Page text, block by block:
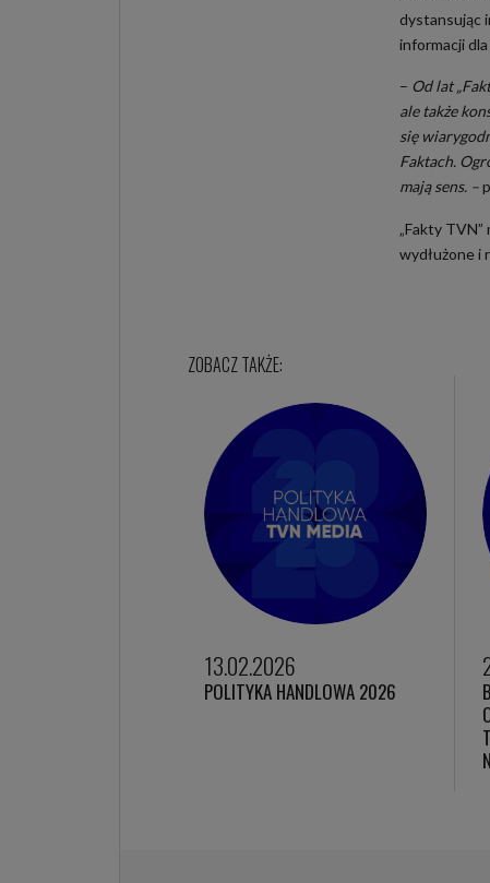
dystansując
informacji
– Od lat
ale także
się
Faktach.
mają sens. –
„Fakty
wydłużone i
13.02.2026
POLITYKA HANDLOWA 2026